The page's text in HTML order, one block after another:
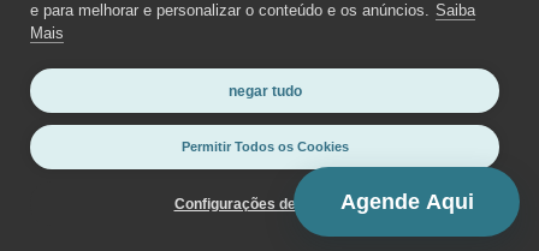
©2025 Grupo Alphaview – Todos os
Médico Responsável: Dr. Marcelo
Jerez – CRM 125.341/SP
Desenvolvido por ©Z
e para melhorar e personalizar o conteúdo e os anúncios. Saiba
Mais
negar tudo
Permitir Todos os Cookies
Configurações de CookiesAgende Aqui